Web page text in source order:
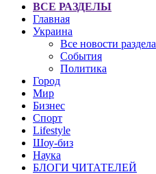
ВСЕ РАЗДЕЛЫ
Главная
Украина
Все новости раздела
События
Политика
Город
Мир
Бизнес
Спорт
Lifestyle
Шоу-биз
Наука
БЛОГИ ЧИТАТЕЛЕЙ